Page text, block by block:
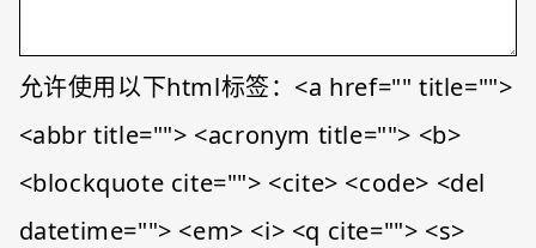
允许使用以下html标签：<a href="" title="">
<abbr title=""> <acronym title=""> <b>
<blockquote cite=""> <cite> <code> <del
datetime=""> <em> <i> <q cite=""> <s>